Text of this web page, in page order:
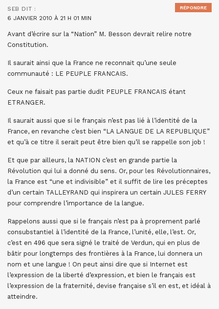
SEB DIT :
6 JANVIER 2010 À 21 H 01 MIN
Avant d’écrire sur la “Nation” M. Besson devrait relire notre
Constitution.
Il saurait ainsi que la France ne reconnait qu’une seule
communauté : LE PEUPLE FRANCAIS.
Ceux ne faisait pas partie dudit PEUPLE FRANCAIS étant
ETRANGER.
Il saurait aussi que si le français n’est pas lié à l’identité de la
France, en revanche c’est bien “LA LANGUE DE LA REPUBLIQUE”
et qu’à ce titre il serait peut être bien qu’il se rappelle son job !
Et que par ailleurs, la NATION c’est en grande partie la
Révolution qui lui a donné du sens. Or, pour les Révolutionnaires,
la France est “une et indivisible” et il suffit de lire les préceptes
d’un certain TALLEYRAND qui inspirera un certain JULES FERRY
pour comprendre l’importance de la langue.
Rappelons aussi que si le français n’est pa à proprement parlé
consubstantiel à l’identité de la France, l’unité, elle, l’est. Or,
c’est en 496 que sera signé le traité de Verdun, qui en plus de
bâtir pour longtemps des frontières à la France, lui donnera un
nom et une langue ! On peut ainsi dire que si Internet est
l’expression de la liberté d’expression, et bien le français est
l’expression de la fraternité, devise française s’il en est, et idéal à
atteindre.
RÉPONDRE